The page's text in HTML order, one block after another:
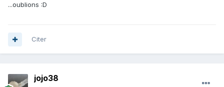
...oublions :D
Citer
jojo38